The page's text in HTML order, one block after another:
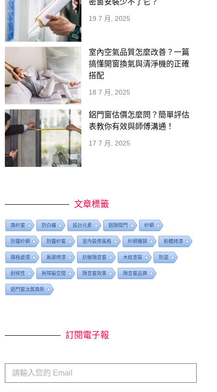
19 7 月, 2025
室內空氣品質怎麼改善？一篇
搞懂開窗換氣與清淨機的正確
搭配
18 7 月, 2025
鋁門窗估價怎麼問？簡單評估
表教你有效與師傅溝通！
17 7 月, 2025
文章標籤
換紗窗 防白蟻 設計元素 鋁隔間門 紗網
防霾紗網 防霾紗窗 室內裝修風格 紗網種類 粉體烤漆
陽極處理 氟碳烤漆 抗敏隔音窗 木紋塗裝 防盜
耐候性 無障礙空間 隔音窗效果 隔音窗品牌
鋁門窗汰舊換新
訂閱電子報